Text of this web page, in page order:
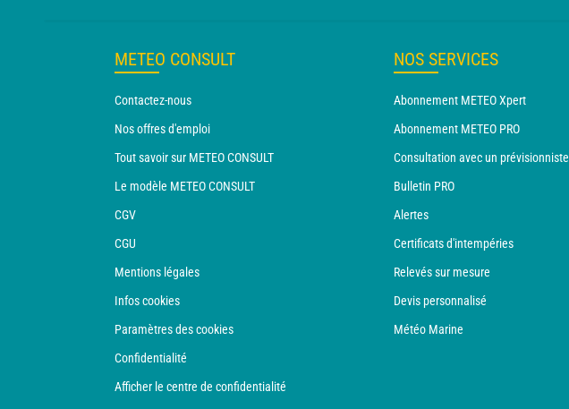
METEO CONSULT
Contactez-nous
Nos offres d'emploi
Tout savoir sur METEO CONSULT
Le modèle METEO CONSULT
CGV
CGU
Mentions légales
Infos cookies
Paramètres des cookies
Confidentialité
Afficher le centre de confidentialité
NOS SERVICES
Abonnement METEO Xpert
Abonnement METEO PRO
Consultation avec un prévisionniste
Bulletin PRO
Alertes
Certificats d'intempéries
Relevés sur mesure
Devis personnalisé
Météo Marine